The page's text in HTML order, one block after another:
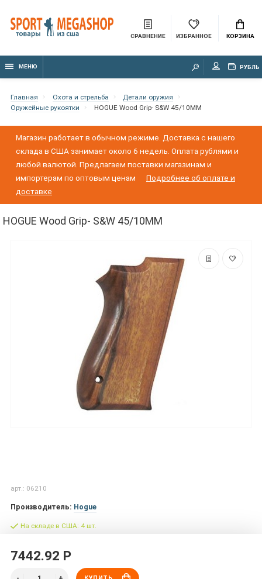
СРАВНЕНИЕ ИЗБРАННОЕ КОРЗИНА
МЕНЮ РУБЛЬ
Главная Охота и стрельба
Детали оружия
Оружейные рукоятки
HOGUE Wood Grip- S&W 45/10MM
Магазин работает в обычном режиме. Доставка с нашего
склада в США занимает около 6 недель. Оплата рублями и
любой валютой. Предлагаем поставки магазинам и
импортерам по оптовым ценам
Подробнее об оплате и
доставке
HOGUE Wood Grip- S&W 45/10MM
арт.: 06210
Производитель: Hogue
На складе в США: 4 шт.
7442.92 Р